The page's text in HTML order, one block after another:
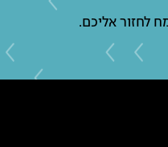
לחזור אליכם.